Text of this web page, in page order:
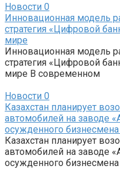
Новости 0
Инновационная модель
стратегия «Цифровой
мире
Инновационная модель
стратегия «Цифровой
мире В современном
Новости 0
Казахстан планирует
автомобилей на заводе
осужденного
Казахстан планирует
автомобилей на заводе
осужденного